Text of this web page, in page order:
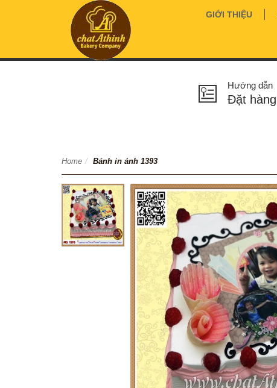
GIỚI THIỆU
Hướng dẫn
Đặt hàng
Home / Bánh in ảnh 1393